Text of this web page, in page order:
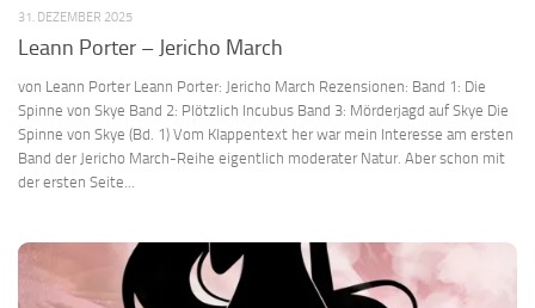
31. DEZEMBER 2025
Leann Porter – Jericho March
von Leann Porter Leann Porter: Jericho March Rezensionen: Band 1: Die
Spinne von Skye Band 2: Plötzlich Incubus Band 3: Mörderjagd auf Skye Die
Spinne von Skye (Bd. 1) Vom Klappentext her war mein Interesse am ersten
Band der Jericho March-Reihe eigentlich moderater Natur. Aber schon mit
der ersten Seite...